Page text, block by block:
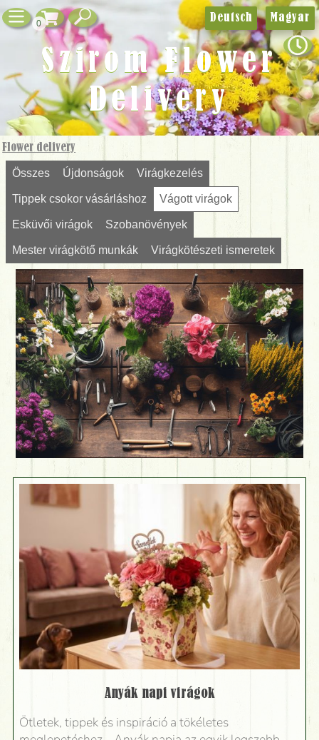
0
Flower delivery
Összes Újdonságok Virágkezelés
Tippek csokor vásárláshoz Vágott virágok
Esküvői virágok Szobanövények
Mester virágkötő munkák Virágkötészeti ismeretek
Anyák napi virágok
Ötletek, tippek és inspiráció a tökéletes
Deutsch Magyar
Szirom Flower
Delivery